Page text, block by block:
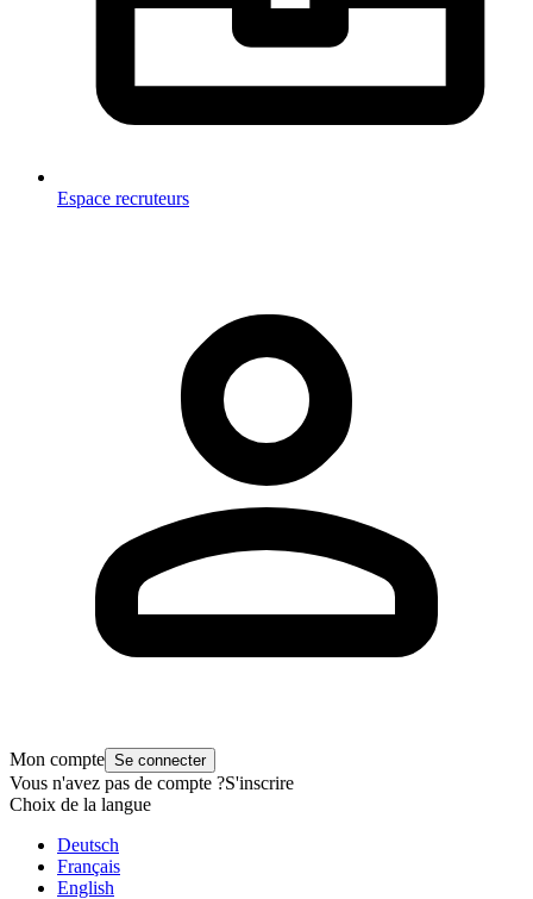
Espace recruteurs
Mon compte Se connecter
Vous n'avez pas de compte ?S'inscrire
Choix de la langue
Deutsch
Français
English